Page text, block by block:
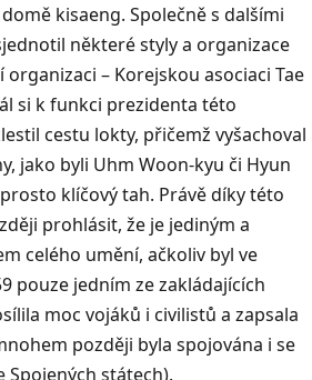
kisaeng. Společně s dalšími
některé styly a organizace
– Korejskou asociaci Tae
si k funkci prezidenta této
cestu lokty, přičemž vyšachoval
jako byli Uhm Woon-kyu či Hyun
klíčový tah. Právě díky této
prohlásit, že je jediným a
celého umění, ačkoliv byl ve
pouze jedním ze zakládajících
moc vojáků i civilistů a zapsala
později byla spojována i se
státech).